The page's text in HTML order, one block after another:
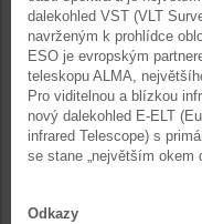
dalekohled VST (VLT
navrženým k prohlídce
ESO je evropským
teleskopu ALMA,
Pro viditelnou a blízkou
nový dalekohled E-ELT
infrared Telescope) s
se stane „největším okem
Odkazy